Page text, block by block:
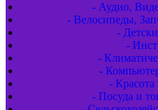
- Аудио,
- Велосипеды,
-
-
-
-
- Красота
- Посуда и